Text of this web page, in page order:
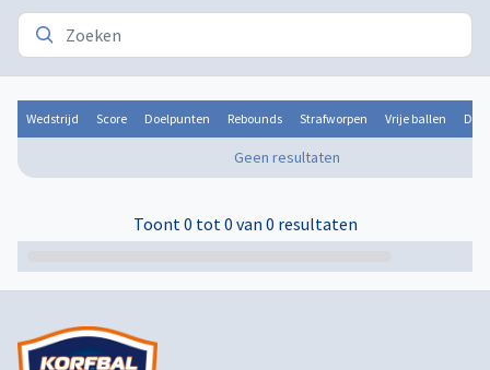
Wedstrijd Score Doelpunten Rebounds Strafworpen Vrije ballen
Geen resultaten
Toont 0 tot 0 van 0 resultaten